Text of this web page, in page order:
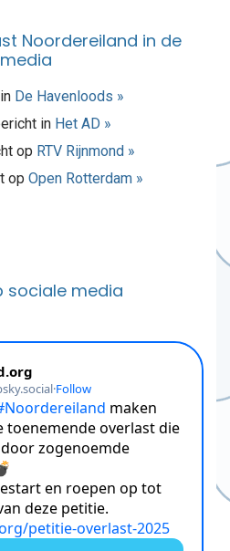
Noordereiland in de
media
De Havenloods »
in Het AD »
op RTV Rijnmond »
op Open Rotterdam »
sociale media